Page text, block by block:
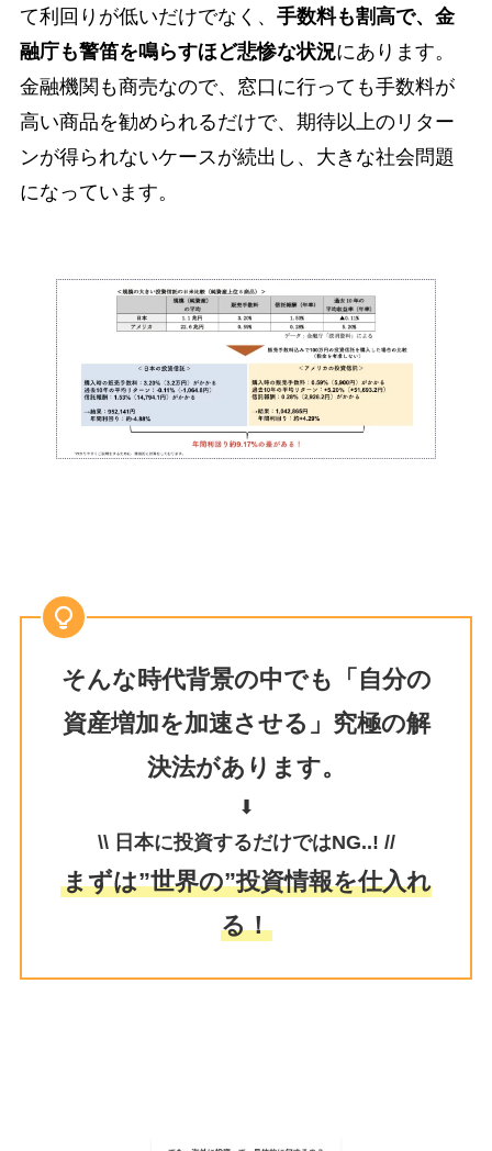
て利回りが低いだけでなく、 手数料も割高で、金
融庁も警笛を鳴らすほど悲惨な状況にあります。
金融機関も商売なので、窓口に行っても手数料が
高い商品を勧められるだけで、期待以上のリター
ンが得られないケースが続出し、大きな社会問題
になっています。
そんな時代背景の中でも「自分の
資産増加を加速させる」究極の解
決法があります。
⬇︎
\\ 日本に投資するだけではNG..! //
まずは”世界の”投資情報を仕入れ
る！